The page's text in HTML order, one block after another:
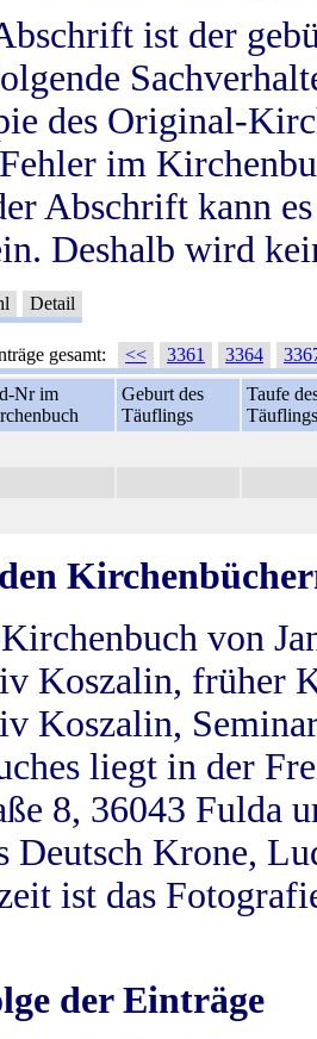
ist der
des Original-
im
Abschrift kann
Deshalb wird
Detail
gesamt: << 3361 3364
Nr im
Geburt des
Täuflings
Taufe
Täuflings
von
Koszalin, früher
Koszalin,
liegt in der
8, 36043 Fulda
Deutsch Krone,
ist das
der Einträge